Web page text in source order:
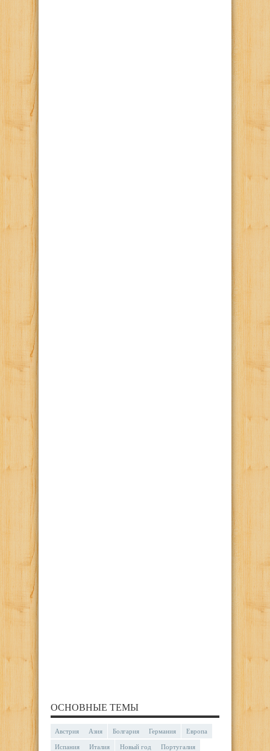
ОСНОВНЫЕ ТЕМЫ
Австрия Азия Болгария Германия Европа
Испания Италия Новый год Португалия